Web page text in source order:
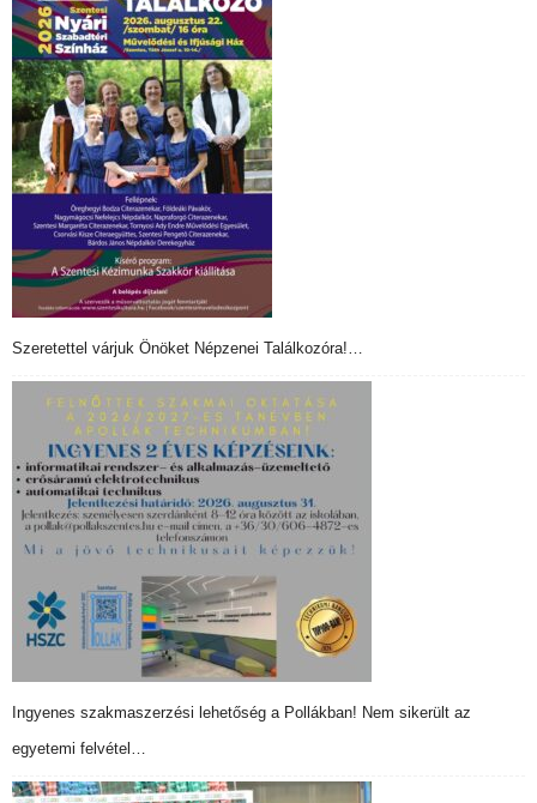
Szeretettel várjuk Önöket Népzenei Találkozóra!…
Ingyenes szakmaszerzési lehetőség a Pollákban! Nem sikerült az
egyetemi felvétel…